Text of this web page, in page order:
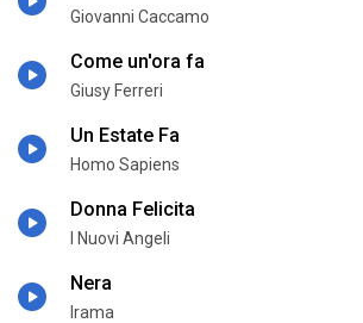
Giovanni Caccamo
Come un'ora fa
Giusy Ferreri
Un Estate Fa
Homo Sapiens
Donna Felicita
I Nuovi Angeli
Nera
Irama